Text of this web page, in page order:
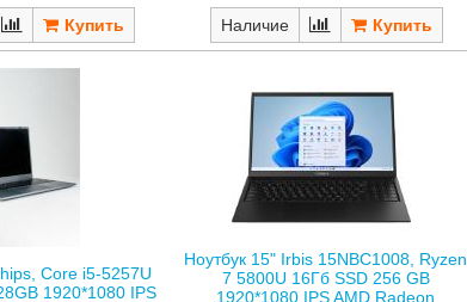
Наличие
Core i5-5257U
1920*1080 IPS
Ноутбук 15" Irbis 15NBC1008, Ryzen
7 5800U 16Гб SSD 256 GB
1920*1080 IPS AMD Radeon